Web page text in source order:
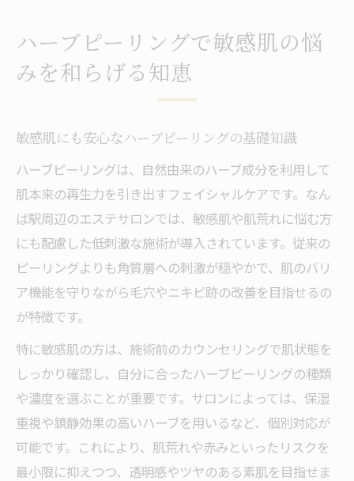
ハーブピーリングで敏感肌の悩
みを和らげる知恵
敏感肌にも安心なハーブピーリングの基礎知識
ハーブピーリングは、自然由来のハーブ成分を利用して
肌本来の再生力を引き出すフェイシャルケアです。なん
ば駅周辺のエステサロンでは、敏感肌や肌荒れに悩む方
にも配慮した低刺激な施術が導入されています。従来の
ピーリングよりも角質層への刺激が穏やかで、肌のバリ
ア機能を守りながら毛穴やニキビ跡の改善を目指せるの
が特徴です。
特に敏感肌の方は、施術前のカウンセリングで肌状態を
しっかり確認し、自分に合ったハーブピーリングの種類
や濃度を選ぶことが重要です。サロンによっては、保湿
重視や鎮静効果の高いハーブを用いるなど、個別対応が
可能です。これにより、肌荒れや赤みといったリスクを
最小限に抑えつつ、透明感やツヤのある素肌を目指せま